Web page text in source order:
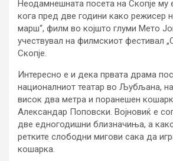
Неодамнешната посета на Скопје му
кога пред две години како режисер
марш“, филм во којшто глуми Мето
учествувал на филмскиот фестивал
Скопје.
Интересно е и дека првата драма
националниот театар во Љубљана, на
висок два метра и поранешен
Александар Поповски. Војновиќ е
две едногодишни близначиња, а
ретките слободни мигови сака да
кошарка.